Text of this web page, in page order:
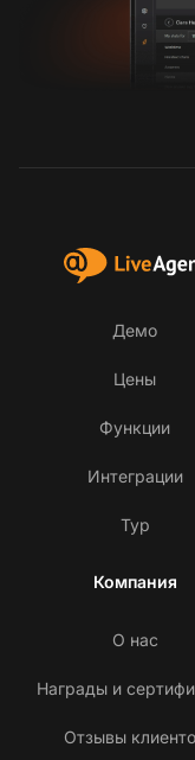
Демо
Цены
Функции
Интеграции
Тур
Компания
О нас
Награды и
Отзывы